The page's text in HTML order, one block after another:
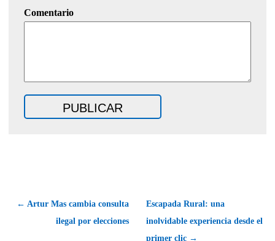
Comentario
← Artur Mas cambia consulta
ilegal por elecciones
Escapada Rural: una
inolvidable experiencia desde el
primer clic →